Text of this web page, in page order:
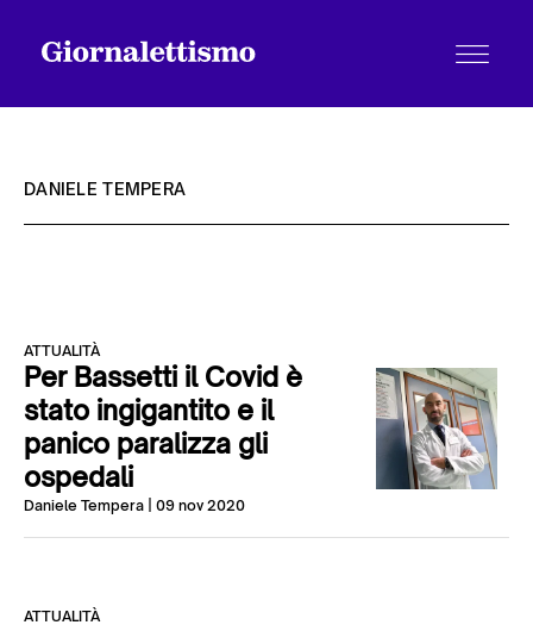
Chi siamo
Contatti
DANIELE TEMPERA
ATTUALITÀ
Per Bassetti il Covid è
stato ingigantito e il
panico paralizza gli
ospedali
Daniele Tempera | 09 nov 2020
ATTUALITÀ